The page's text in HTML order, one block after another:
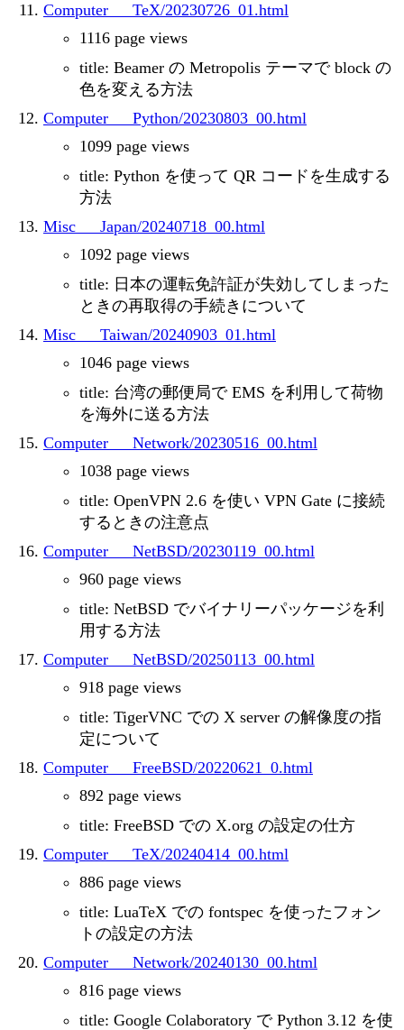
Computer___TeX/20230726_01.html
1116 page views
title: Beamer の Metropolis テーマで block の
色を変える方法
Computer___Python/20230803_00.html
1099 page views
title: Python を使って QR コードを生成する
方法
Misc___Japan/20240718_00.html
1092 page views
title: 日本の運転免許証が失効してしまった
ときの再取得の手続きについて
Misc___Taiwan/20240903_01.html
1046 page views
title: 台湾の郵便局で EMS を利用して荷物
を海外に送る方法
Computer___Network/20230516_00.html
1038 page views
title: OpenVPN 2.6 を使い VPN Gate に接続
するときの注意点
Computer___NetBSD/20230119_00.html
960 page views
title: NetBSD でバイナリーパッケージを利
用する方法
Computer___NetBSD/20250113_00.html
918 page views
title: TigerVNC での X server の解像度の指
定について
Computer___FreeBSD/20220621_0.html
892 page views
title: FreeBSD での X.org の設定の仕方
Computer___TeX/20240414_00.html
886 page views
title: LuaTeX での fontspec を使ったフォン
トの設定の方法
Computer___Network/20240130_00.html
816 page views
title: Google Colaboratory で Python 3.12 を使